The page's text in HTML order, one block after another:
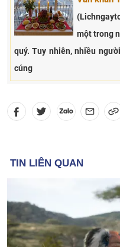
một trong
quý. Tuy nhiên, nhiều
cúng